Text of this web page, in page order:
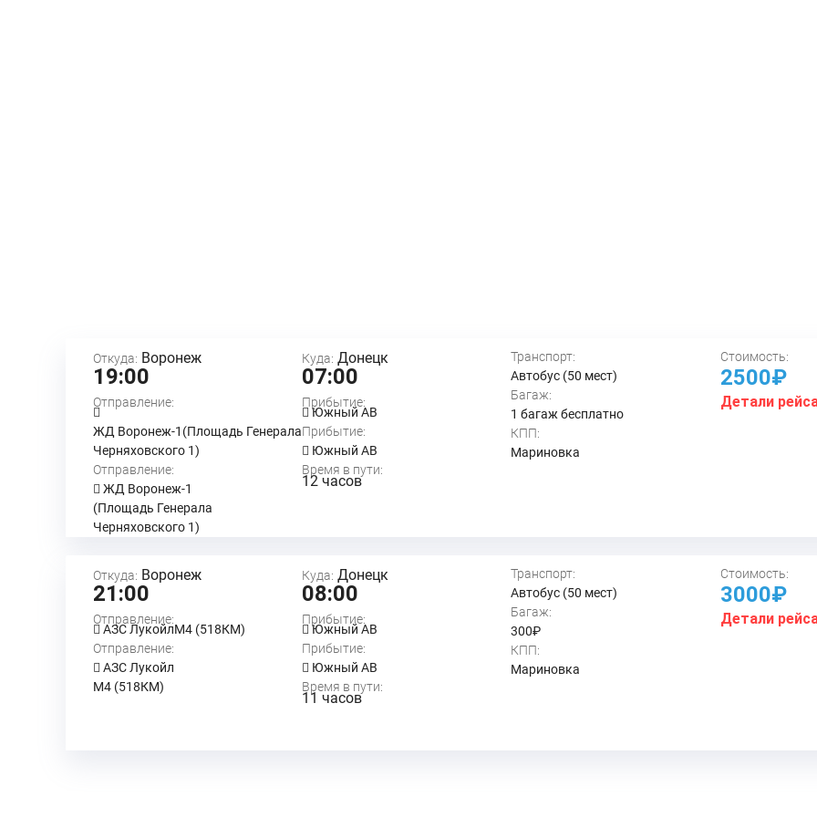
Откуда: Воронеж
19:00
Отправление:
ЖД Воронеж-1(Площадь Генерала
Черняховского 1)
Отправление:
ЖД Воронеж-1
(Площадь Генерала
Черняховского 1)
Куда: Донецк
07:00
Прибытие:
Южный АВ
Прибытие:
Южный АВ
Время в пути:
12 часов
Транспорт:
Автобус (50 мест)
Багаж:
1 багаж бесплатно
КПП:
Мариновка
Стоимость:
2500₽
Детали
Откуда: Воронеж
21:00
Отправление:
АЗС ЛукойлМ4 (518КМ)
Отправление:
АЗС Лукойл
М4 (518КМ)
Куда: Донецк
08:00
Прибытие:
Южный АВ
Прибытие:
Южный АВ
Время в пути:
11 часов
Транспорт:
Автобус (50 мест)
Багаж:
300₽
КПП:
Мариновка
Стоимость:
3000₽
Детали